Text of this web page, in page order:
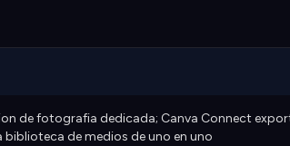
de fotografia dedicada; Canva Connect
biblioteca de medios de uno en uno